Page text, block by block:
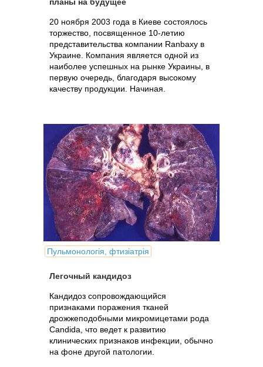
20 ноября 2003 года в Киеве состоялось
торжество, посвященное 10-летию
представительства компании Ranbaxy в
Украине. Компания является одной из
наиболее успешных на рынке Украины, в
первую очередь, благодаря высокому
качеству продукции. Начиная.
Пульмонологія, фтизіатрія
Легочный кандидоз
Кандидоз сопровождающийся
признаками поражения тканей
дрожжеподобными микромицетами рода
Candida, что ведет к развитию
клинических признаков инфекции, обычно
на фоне другой патологии.